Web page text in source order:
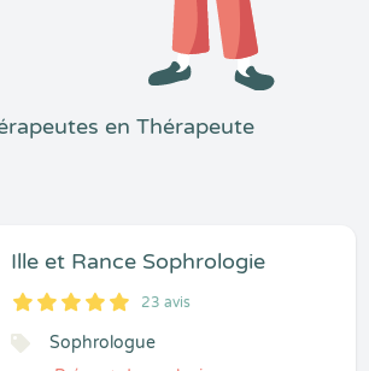
en Thérapeute
Ille et Rance Sophrologie
5
1
5
23 23 avis
Sophrologue